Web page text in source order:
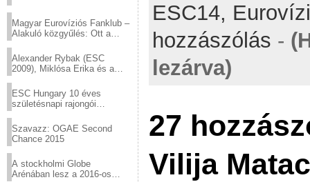
Magyar Eurovíziós Fanklub –
Alakuló közgyűlés: Ott a
Alexander Rybak (ESC
2009), Miklósa Erika és a
sztárjai a Margitszigeten
ESC Hungary 10 éves
születésnapi rajongói
Szavazz: OGAE Second
Chance 2015
A stockholmi Globe
Arénában lesz a 2016-os
ESC14,
hozzászólás -
lezárva)
27
Vilija